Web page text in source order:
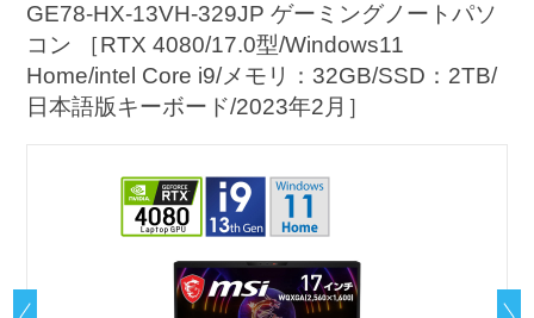
GE78-HX-13VH-329JP ゲーミングノートパソ
コン ［RTX 4080/17.0型/Windows11
Home/intel Core i9/メモリ：32GB/SSD：2TB/
日本語版キーボード/2023年2月］